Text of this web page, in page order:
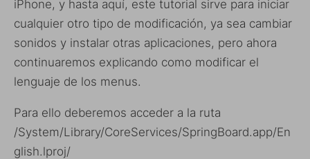
iPhone, y hasta aquí, este tutorial sirve para iniciar
cualquier otro tipo de modificación, ya sea cambiar
sonidos y instalar otras aplicaciones, pero ahora
continuaremos explicando como modificar el
lenguaje de los menus.
Para ello deberemos acceder a la ruta
/System/Library/CoreServices/SpringBoard.app/En
glish.lproj/